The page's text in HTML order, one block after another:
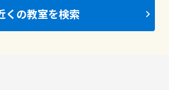
くの教室を検索